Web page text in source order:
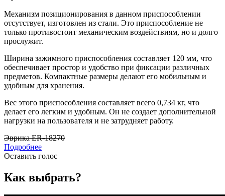
Механизм позиционирования в данном приспособлении
отсутствует, изготовлен из стали. Это приспособление не
только противостоит механическим воздействиям, но и долго
прослужит.
Ширина зажимного приспособления составляет 120 мм, что
обеспечивает простор и удобство при фиксации различных
предметов. Компактные размеры делают его мобильным и
удобным для хранения.
Вес этого приспособления составляет всего 0,734 кг, что
делает его легким и удобным. Он не создает дополнительной
нагрузки на пользователя и не затрудняет работу.
Эврика ER-18270
Подробнее
Оставить голос
Как выбрать?